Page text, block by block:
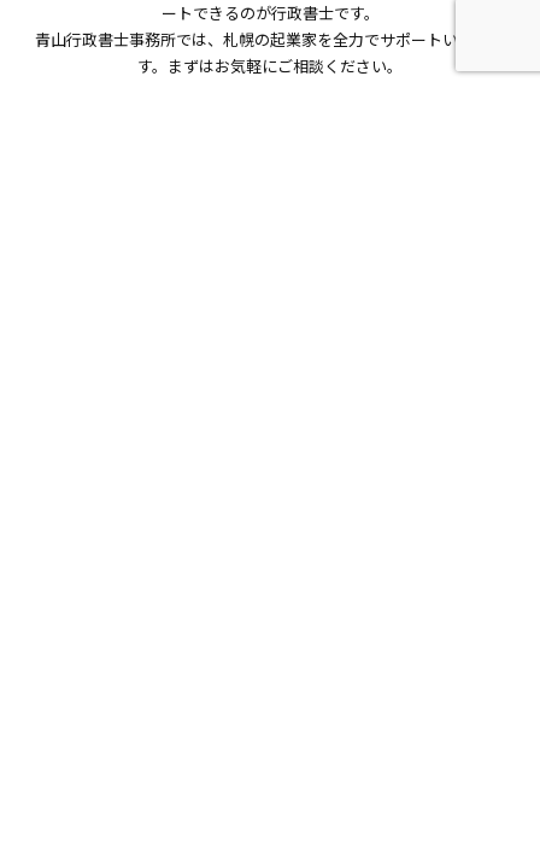
ートできるのが行政書士です。
青山行政書士事務所では、札幌の起業家を全力でサポートいたしま
す。まずはお気軽にご相談ください。